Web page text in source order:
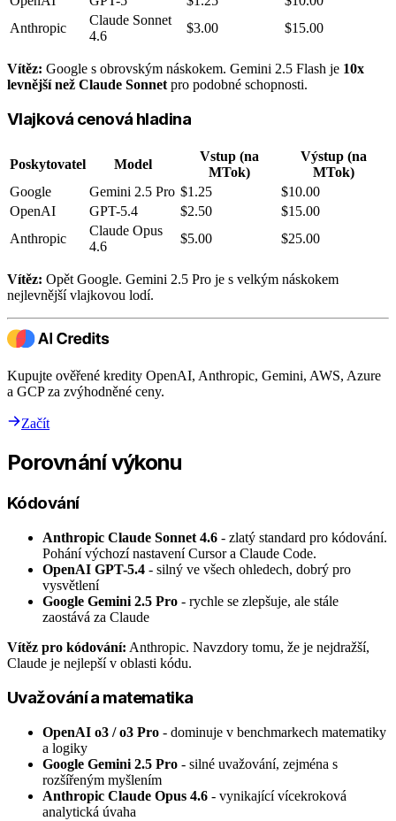
Anthropic
Claude Sonnet
4.6
$3.00 $15.00
Vítěz: Google s obrovským náskokem. Gemini 2.5 Flash je 10x
levnější než Claude Sonnet pro podobné schopnosti.
Vlajková cenová hladina
Poskytovatel Model
Vstup (na
MTok)
Výstup (na
MTok)
Google
Gemini 2.5 Pro $1.25
$10.00
OpenAI
GPT-5.4 $2.50
$15.00
Anthropic
Claude Opus
4.6
$5.00 $25.00
Vítěz: Opět Google. Gemini 2.5 Pro je s velkým náskokem
nejlevnější vlajkovou lodí.
Kupujte ověřené kredity OpenAI, Anthropic, Gemini, AWS, Azure
a GCP za zvýhodněné ceny.
Začít
Porovnání výkonu
Kódování
Anthropic Claude Sonnet 4.6 - zlatý standard pro kódování.
Pohání výchozí nastavení Cursor a Claude Code.
OpenAI GPT-5.4 - silný ve všech ohledech, dobrý pro
vysvětlení
Google Gemini 2.5 Pro - rychle se zlepšuje, ale stále
zaostává za Claude
Vítěz pro kódování: Anthropic. Navzdory tomu, že je nejdražší,
Claude je nejlepší v oblasti kódu.
Uvažování a matematika
OpenAI o3 / o3 Pro - dominuje v benchmarkech matematiky
a logiky
Google Gemini 2.5 Pro - silné uvažování, zejména s
rozšířeným myšlením
Anthropic Claude Opus 4.6 - vynikající vícekroková
analytická úvaha